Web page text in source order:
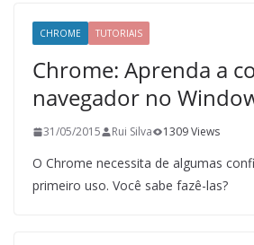
CHROME TUTORIAIS
Chrome: Aprenda a
navegador no
31/05/2015 Rui Silva 1309 Views
O Chrome necessita de algumas
primeiro uso. Você sabe fazê-las?